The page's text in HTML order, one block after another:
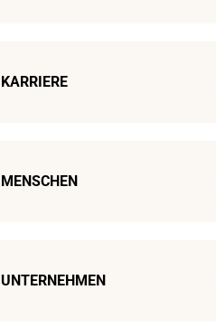
KARRIERE
MENSCHEN
UNTERNEHMEN